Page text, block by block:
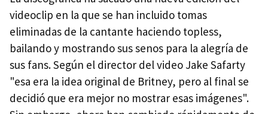
videoclip en la que se han incluido tomas
eliminadas de la cantante haciendo topless,
bailando y mostrando sus senos para la alegría de
sus fans. Según el director del video Jake Safarty
"esa era la idea original de Britney, pero al final se
decidió que era mejor no mostrar esas imágenes".